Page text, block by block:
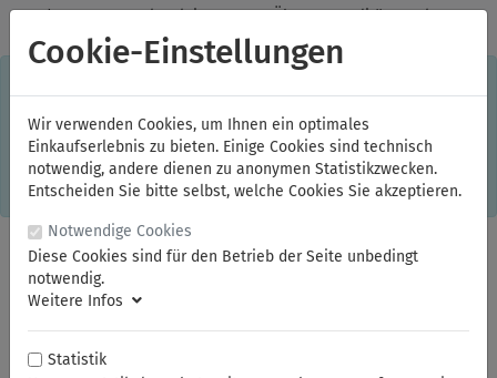
✓Jeden Monat starke Aktionen ✓Über 20 Qualitätsmarken ✓
Kostenlose Lieferung im Inland ab 150,00 Euro Bruttowarenwert
Einkaufserlebnis. Dabei werden beispielsweise die Session-
Informationen oder die Spracheinstellung auf Ihrem Rechner
gespeichert. Ohne Cookies ist der Funktionsumfang des
Online-Shops eingeschränkt. Sind Sie damit nicht
einverstanden, klicken Sie bitte hier.
Cookie-Einstellungen
Wir verwenden Cookies, um Ihnen ein optimales
Einkaufserlebnis zu bieten. Einige Cookies sind technisch
notwendig, andere dienen zu anonymen Statistikzwecken.
Entscheiden Sie bitte selbst, welche Cookies Sie akzeptieren.
Notwendige Cookies
Diese Cookies sind für den Betrieb der Seite unbedingt
notwendig.
Weitere Infos
Statistik